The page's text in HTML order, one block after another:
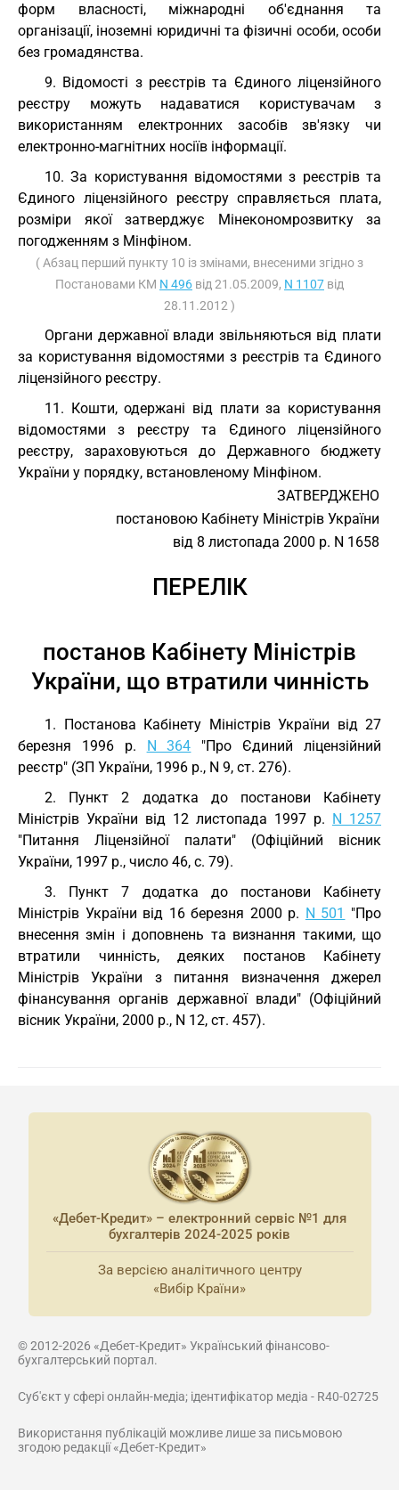
форм власності, міжнародні об'єднання та
організації, іноземні юридичні та фізичні особи, особи
без громадянства.
9. Відомості з реєстрів та Єдиного ліцензійного
реєстру можуть надаватися користувачам з
використанням електронних засобів зв'язку чи
електронно-магнітних носіїв інформації.
10. За користування відомостями з реєстрів та
Єдиного ліцензійного реєстру справляється плата,
розміри якої затверджує Мінекономрозвитку за
погодженням з Мінфіном.
( Абзац перший пункту 10 із змінами, внесеними згідно з
Постановами КМ N 496 від 21.05.2009, N 1107 від
28.11.2012 )
Органи державної влади звільняються від плати
за користування відомостями з реєстрів та Єдиного
ліцензійного реєстру.
11. Кошти, одержані від плати за користування
відомостями з реєстру та Єдиного ліцензійного
реєстру, зараховуються до Державного бюджету
України у порядку, встановленому Мінфіном.
ЗАТВЕРДЖЕНО
постановою Кабінету Міністрів України
від 8 листопада 2000 р. N 1658
ПЕРЕЛІК
постанов Кабінету Міністрів
України, що втратили чинність
1. Постанова Кабінету Міністрів України від 27
березня 1996 р. N 364 "Про Єдиний ліцензійний
реєстр" (ЗП України, 1996 р., N 9, ст. 276).
2. Пункт 2 додатка до постанови Кабінету
Міністрів України від 12 листопада 1997 р. N 1257
"Питання Ліцензійної палати" (Офіційний вісник
України, 1997 р., число 46, с. 79).
3. Пункт 7 додатка до постанови Кабінету
Міністрів України від 16 березня 2000 р. N 501 "Про
внесення змін і доповнень та визнання такими, що
втратили чинність, деяких постанов Кабінету
Міністрів України з питання визначення джерел
фінансування органів державної влади" (Офіційний
вісник України, 2000 р., N 12, ст. 457).
«Дебет-Кредит» – електронний сервіс №1 для
бухгалтерів 2024-2025 років
За версією аналітичного центру
«Вибір Країни»
© 2012-2026 «Дебет-Кредит» Український фінансово-
бухгалтерський портал.
Суб'єкт у сфері онлайн-медіа; ідентифікатор медіа - R40-02725
Використання публікацій можливе лише за письмовою
згодою редакції «Дебет-Кредит»